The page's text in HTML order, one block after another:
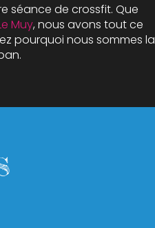
séance de crossfit. Que
Muy, nous avons tout ce
pourquoi nous sommes la